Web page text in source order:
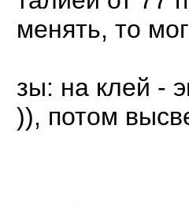
менять, то
зы: на клей -
)), потом